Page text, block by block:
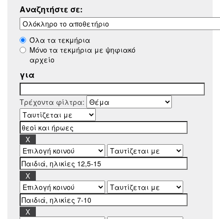
Αναζητήστε σε:
Όλα τα τεκμήρια
Μόνο τα τεκμήρια με ψηφιακό
αρχείο
για
Τρέχοντα φίλτρα: